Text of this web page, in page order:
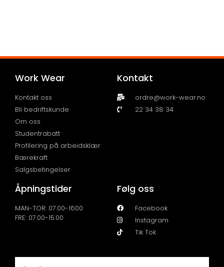
Work Wear
Kontakt oss
Bli bedriftskunde
Om oss
Studentrabatt
Profilering på arbeidsklær
Bærekraft
Salgsbetingelser
Kontakt
ordre@work-wear.no
22 34 38 34
Åpningstider
MAN-TOR: 07.00-1600
FRE: 07.00-15.00
Følg oss
Facebook
Instagram
Tik Tok